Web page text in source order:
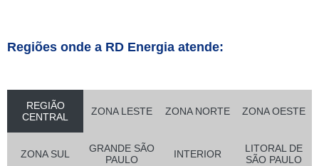
Regiões onde a RD Energia atende:
REGIÃO
CENTRAL
ZONA LESTE ZONA NORTE ZONA OESTE
ZONA SUL
GRANDE SÃO
PAULO
INTERIOR
LITORAL DE
SÃO PAULO